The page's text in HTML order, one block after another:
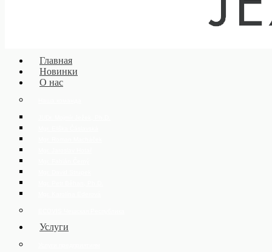
Главная
Новинки
О нас
Услуги